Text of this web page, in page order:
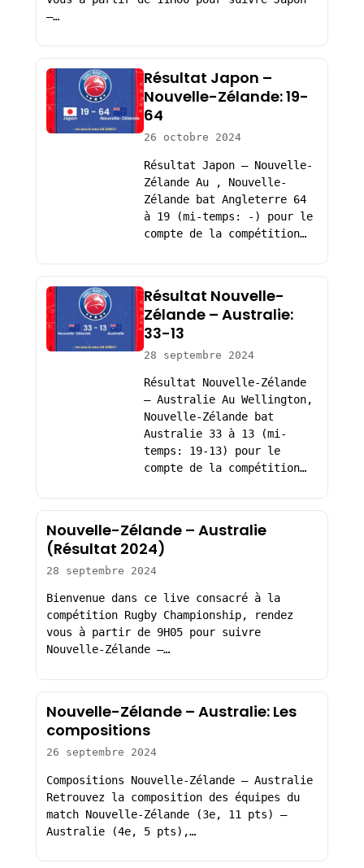
–…
Résultat Japon –
Nouvelle-Zélande: 19-
64
26 octobre 2024
Résultat Japon – Nouvelle-
Zélande Au , Nouvelle-
Zélande bat Angleterre 64
à 19 (mi-temps: -) pour le
compte de la compétition…
Résultat Nouvelle-
Zélande – Australie:
33-13
28 septembre 2024
Résultat Nouvelle-Zélande
– Australie Au Wellington,
Nouvelle-Zélande bat
Australie 33 à 13 (mi-
temps: 19-13) pour le
compte de la compétition…
Nouvelle-Zélande – Australie
(Résultat 2024)
28 septembre 2024
Bienvenue dans ce live consacré à la
compétition Rugby Championship, rendez
vous à partir de 9H05 pour suivre
Nouvelle-Zélande –…
Nouvelle-Zélande – Australie: Les
compositions
26 septembre 2024
Compositions Nouvelle-Zélande – Australie
Retrouvez la composition des équipes du
match Nouvelle-Zélande (3e, 11 pts) –
Australie (4e, 5 pts),…